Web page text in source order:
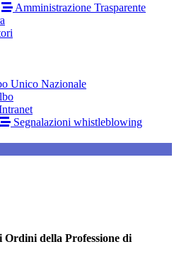
Amministrazione Trasparente
Unico Nazionale
Segnalazioni whistleblowing
Ordini della Professione di